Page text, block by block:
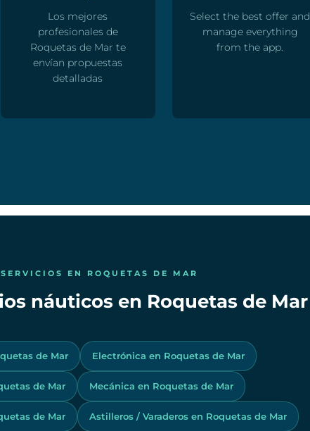
Los mejores
profesionales de
Roquetas de Mar te
envían propuestas
detalladas
Select the best offer and
manage everything
from the app.
EN ROQUETAS DE MAR
náuticos en Roquetas de Mar
de Mar Electrónica en Roquetas de Mar
de Mar Mecánica en Roquetas de Mar
de Mar Astilleros / Varaderos en Roquetas de Mar